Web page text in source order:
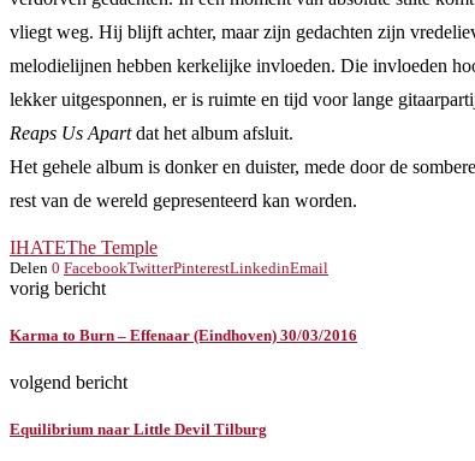
vliegt weg. Hij blijft achter, maar zijn gedachten zijn
melodielijnen hebben kerkelijke invloeden. Die invloeden
lekker uitgesponnen, er is ruimte en tijd voor lange
Reaps Us Apartdat het album afsluit.
Het gehele album is donker en duister, mede door de
rest van de wereld gepresenteerd kan worden.
IHATEThe Temple
Delen 0 FacebookTwitterPinterestLinkedinEmail
vorig bericht
Karma to Burn – Effenaar (Eindhoven) 30/03/2016
volgend bericht
Equilibrium naar Little Devil Tilburg